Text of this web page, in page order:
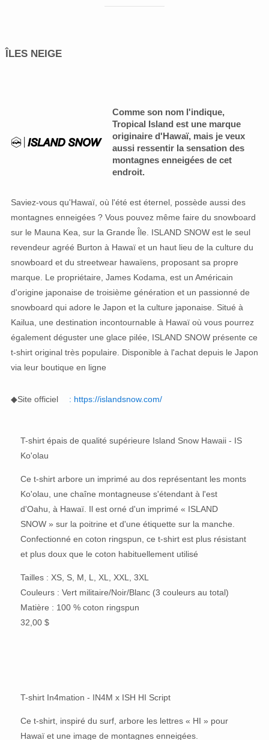
ÎLES NEIGE
Comme son nom l'indique,
Tropical Island est une marque
originaire d'Hawaï, mais je veux
aussi ressentir la sensation des
montagnes enneigées de cet
endroit.
Saviez-vous qu'Hawaï, où l'été est éternel, possède aussi des
montagnes enneigées ? Vous pouvez même faire du snowboard
sur le Mauna Kea, sur la Grande Île. ISLAND SNOW est le seul
revendeur agréé Burton à Hawaï et un haut lieu de la culture du
snowboard et du streetwear hawaïens, proposant sa propre
marque. Le propriétaire, James Kodama, est un Américain
d'origine japonaise de troisième génération et un passionné de
snowboard qui adore le Japon et la culture japonaise. Situé à
Kailua, une destination incontournable à Hawaï où vous pourrez
également déguster une glace pilée, ISLAND SNOW présente ce
t-shirt original très populaire. Disponible à l'achat depuis le Japon
via leur boutique en ligne
◆Site officiel : https://islandsnow.com/
T-shirt épais de qualité supérieure Island Snow Hawaii - IS
Ko'olau
Ce t-shirt arbore un imprimé au dos représentant les monts
Ko'olau, une chaîne montagneuse s'étendant à l'est
d'Oahu, à Hawaï. Il est orné d'un imprimé « ISLAND
SNOW » sur la poitrine et d'une étiquette sur la manche.
Confectionné en coton ringspun, ce t-shirt est plus résistant
et plus doux que le coton habituellement utilisé
Tailles : XS, S, M, L, XL, XXL, 3XL
Couleurs : Vert militaire/Noir/Blanc (3 couleurs au total)
Matière : 100 % coton ringspun
32,00 $
T-shirt In4mation - IN4M x ISH HI Script
Ce t-shirt, inspiré du surf, arbore les lettres « HI » pour
Hawaï et une image de montagnes enneigées.